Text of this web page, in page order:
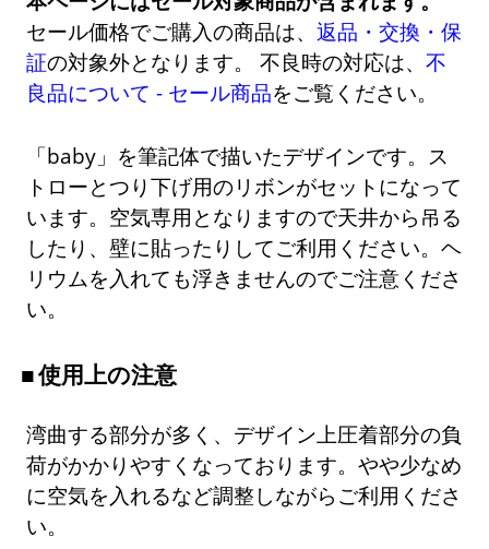
セール価格でご購入の商品は、返品・交換・保
証の対象外となります。 不良時の対応は、不
良品について - セール商品をご覧ください。
「baby」を筆記体で描いたデザインです。ス
トローとつり下げ用のリボンがセットになって
います。空気専用となりますので天井から吊る
したり、壁に貼ったりしてご利用ください。ヘ
リウムを入れても浮きませんのでご注意くださ
い。
使用上の注意
湾曲する部分が多く、デザイン上圧着部分の負
荷がかかりやすくなっております。やや少なめ
に空気を入れるなど調整しながらご利用くださ
い。